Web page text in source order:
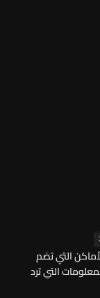
التي تضم
التي ترد